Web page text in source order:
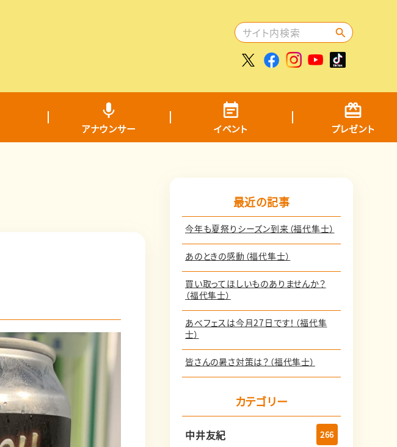
アナウンサー イベント プレゼント
最近の記事
今年も夏祭りシーズン到来（福代隼士）
あのときの感動（福代隼士）
買い取ってほしいものありませんか？
（福代隼士）
あべフェスは今月27日です！（福代隼
士）
皆さんの暑さ対策は？（福代隼士）
カテゴリー
中井友紀 266